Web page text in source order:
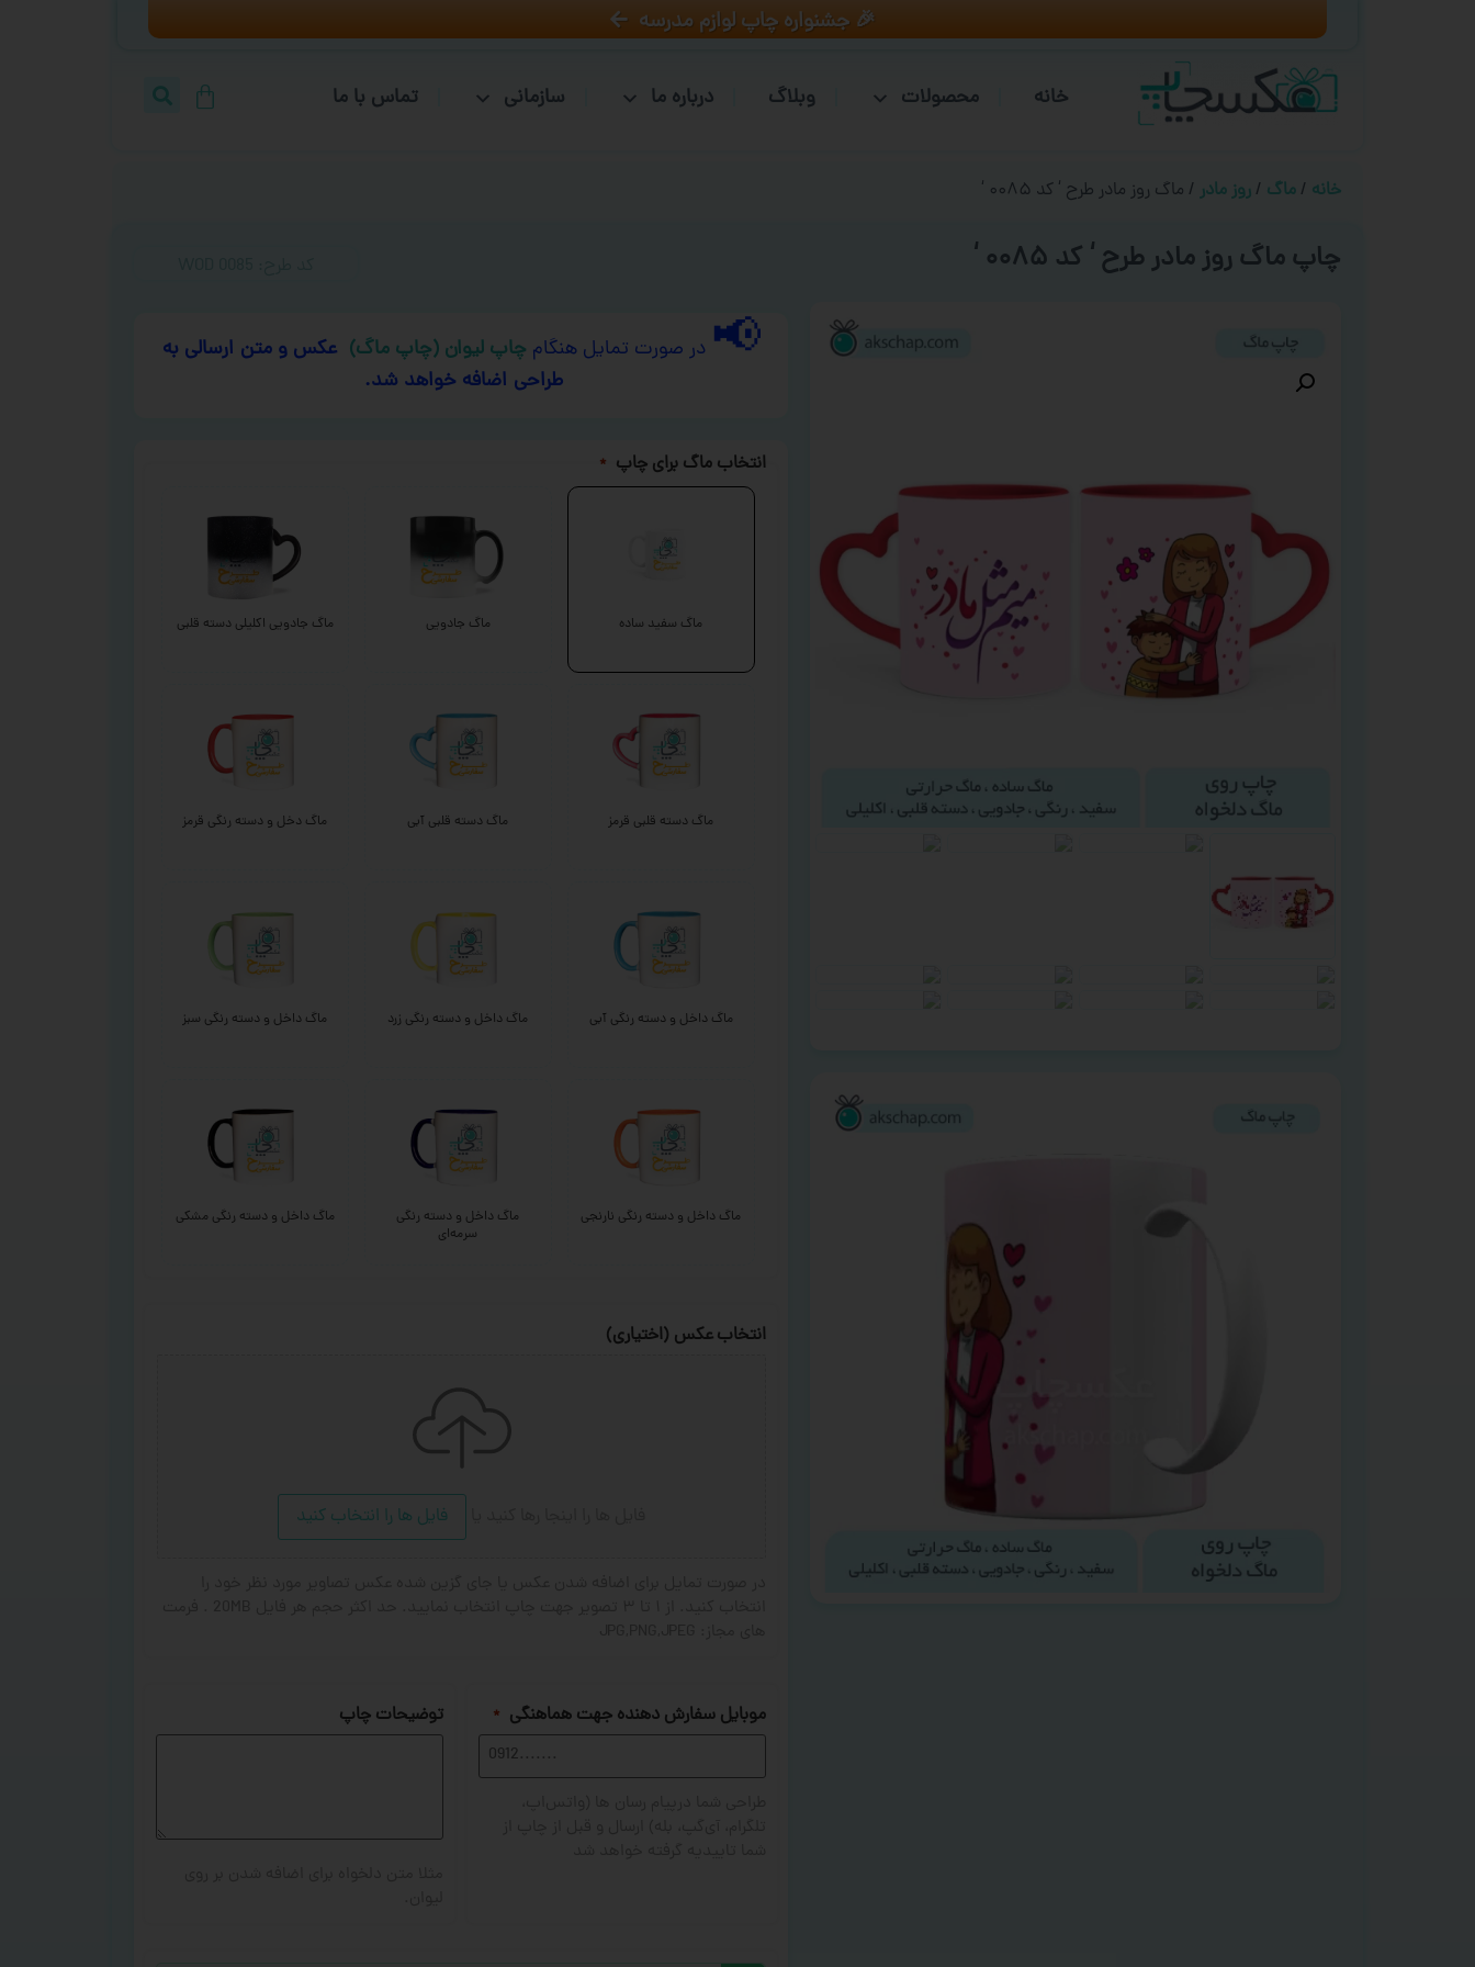
🎉 جشنواره چاپ لوازم مدرسه
خانه محصولات وبلاگ درباره ما سازمانی تماس با ما
خانه / ماگ / روز مادر / ماگ روز مادر طرح ‘ کد ۰۰۸۵ ‘
چاپ ماگ روز مادر طرح ‘ کد ۰۰۸۵ ‘
📢 در صورت تمایل هنگام چاپ لیوان (چاپ ماگ) عکس و متن ارسالی به
طراحی اضافه خواهد شد.
انتخاب ماگ برای چاپ *
ماگ سفید ساده ماگ جادویی ماگ جادویی اکلیلی دسته قلبی
ماگ دسته قلبی قرمز ماگ دسته قلبی آبی ماگ دخل و دسته رنگی قرمز
ماگ داخل و دسته رنگی آبی ماگ داخل و دسته رنگی زرد ماگ داخل و دسته رنگی سبز
ماگ داخل و دسته رنگی نارنجی
ماگ داخل و دسته رنگی
سرمه‌ای
ماگ داخل و دسته رنگی مشکی
انتخاب عکس (اختیاری)
فایل ها را انتخاب کنید
موبایل سفارش دهنده جهت هماهنگی * توضیحات چاپ